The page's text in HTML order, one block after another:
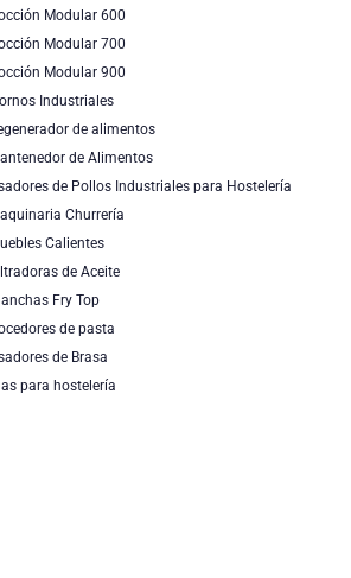
Modular 600
Modular 700
Modular 900
Industriales
de alimentos
de Alimentos
de Pollos Industriales para Hostelería
Churrería
Calientes
de Aceite
Fry Top
de pasta
de Brasa
para hostelería